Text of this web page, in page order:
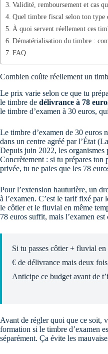
Validité, remboursement et cas
Quel timbre fiscal selon ton type
À quoi servent réellement ces
Dématérialisation du timbre :
FAQ
Combien coûte réellement un
Le prix varie selon ce que tu
le timbre de délivrance à 78
le timbre d’examen à 30 euros,
Le timbre d’examen de 30 euros
dans un centre agréé par l’État
Depuis juin 2022, les organismes
Concrètement : si tu prépares ton
privée, tu ne paies que les 78
Pour l’extension hauturière, un
à l’examen. C’est le tarif fixé par
le côtier et le fluvial en même
78 euros suffit, mais l’examen
Si tu passes côtier + fluvial
€ de délivrance mais deux
Anticipe ce budget avant de
Avant de régler quoi que ce soit,
formation si le timbre d’examen
séparément. Ça évite les